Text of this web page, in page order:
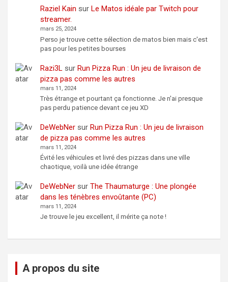
Raziel Kain sur Le Matos idéale par Twitch pour
streamer.
mars 25, 2024
Perso je trouve cette sélection de matos bien mais c'est
pas pour les petites bourses
Razi3L sur Run Pizza Run : Un jeu de livraison de
pizza pas comme les autres
mars 11, 2024
Très étrange et pourtant ça fonctionne. Je n'ai presque
pas perdu patience devant ce jeu XD
DeWebNersur Run Pizza Run : Un jeu de livraison
de pizza pas comme les autres
mars 11, 2024
Évité les véhicules et livré des pizzas dans une ville
chaotique, voilà une idée étrange
DeWebNersur The Thaumaturge : Une plongée
dans les ténèbres envoûtante (PC)
mars 11, 2024
Je trouve le jeu excellent, il mérite ça note !
A propos du site